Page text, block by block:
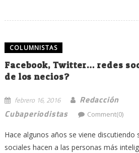
COLUMNISTAS
Facebook, Twitter… redes
de los necios?
febrero 16, 2016
Redacción
Cubaperiodistas
Comment(0)
Hace algunos años se viene discutiendo
sociales hacen a las personas más